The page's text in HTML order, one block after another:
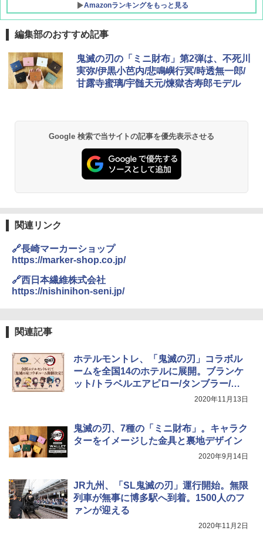
Amazonランキングをもっと見る
DEWEL パラソル 大型 ビーチ アウトドアパ
ラソル ガーデン サイトシート付 折りたたみ
防水 UVカット 4段階高さ調整 軽量 収納袋付
き
熊撃退スプレー 熊よけスプレー 熊スプレー
【日本企業販売】超強力クマ対策スプレー 30
0ml（連続噴射30秒）110ml（連続噴射15
秒）射程5～10m 安全ロック搭載 携帯収納袋
付き ヒグマ・イノシシ対策 自治体・教育機
GRANDOOR ステンレス保冷剤 2個セット 2
026リニューアル 急速冷凍 空間倍増 衛生的
コンパクト 保冷力長持ち
可能 安全ロック付き 高安全性 金属製耐久 コ
ンパクト多機能設計 持ち運び便利 アウトド
ア/オフィス/教育現場/展示会用 緑
電動エアーポンプ SUP用 20PSI 電動ポンプ
ゴムボート 空気入れ 空気抜き 自動停止 過熱
保護 日光可読lcd 7種類ノズル付き
編集部のおすすめ記事
鬼滅の刃の「ミニ財布」第2弾は、不死川
実弥/伊黒小芭内/悲鳴嶼行冥/時透無一郎/
甘露寺蜜璃/宇髄天元/煉獄杏寿郎モデル
Google 検索で当サイトの記事を優先表示させる
関連リンク
🔗長崎マーカーショップ
https://marker-shop.co.jp/
🔗西日本繊維株式会社
https://nishinihon-seni.jp/
関連記事
ホテルモントレ、「鬼滅の刃」コラボル
ームを全国14のホテルに展開。ブランケ
ット/トラベルエアピロー/タンブラー/ト
2020年11月13日
鬼滅の刃、7種の「ミニ財布」。キャラク
ターをイメージした金具と裏地デザイン
2020年9月14日
JR九州、「SL鬼滅の刃」運行開始。無限
列車が無事に博多駅へ到着。1500人のフ
ァンが迎える
2020年11月2日